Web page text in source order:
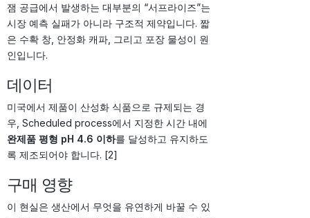
잼 공급에서 발생하는 대부분의 “서프라이즈”는
시장 예측 실패가 아니라 구조적 제약입니다. 짧
은 수확 창, 안정화 캐파, 그리고 포장 물성이 원
인입니다.
데이터
미국에서 제품이 산성화 식품으로 규제되는 경
우, Scheduled process에서 지정한 시간 내에
완제품 평형 pH 4.6 이하를 달성하고 유지하도
록 제조되어야 합니다. [2]
구매 영향
이 현실은 생산에서 무엇을 유연하게 바꿀 수 있